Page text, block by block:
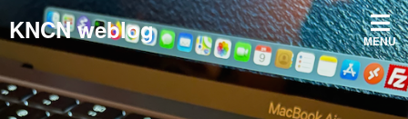
ン
ツ
へ
KNCN weblog MENU